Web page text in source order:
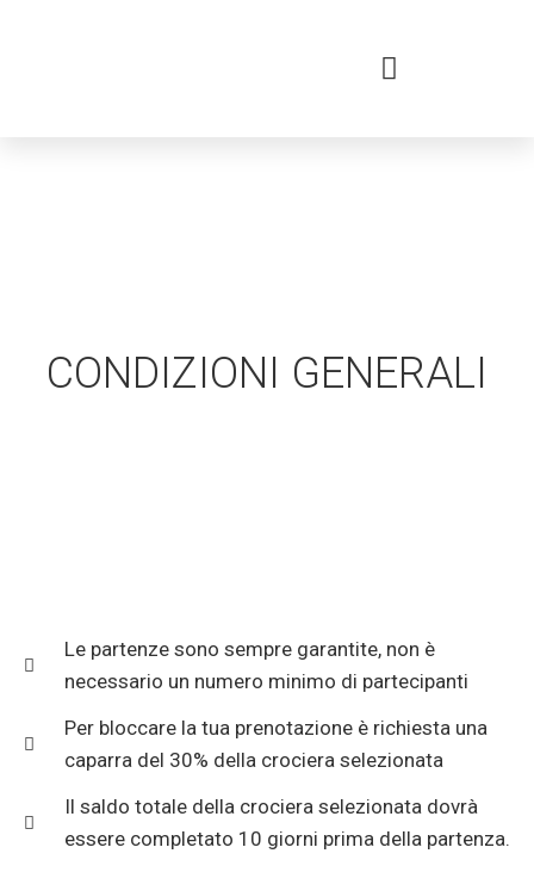
CONDIZIONI GENERALI
Le partenze sono sempre garantite, non è
necessario un numero minimo di partecipanti
Per bloccare la tua prenotazione è richiesta una
caparra del 30% della crociera selezionata
Il saldo totale della crociera selezionata dovrà
essere completato 10 giorni prima della partenza.